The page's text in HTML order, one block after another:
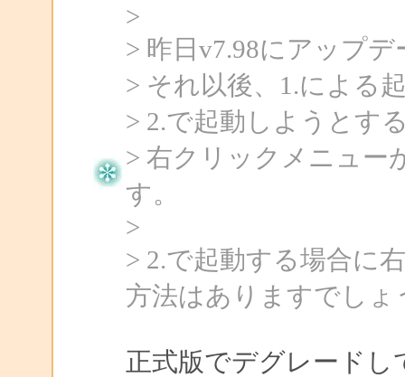
>
> 昨日v7.98にアップ
> それ以後、1.による
> 2.で起動しようとす
> 右クリックメニュー
す。
>
> 2.で起動する場合に
方法はありますでしょ
正式版でデグレード